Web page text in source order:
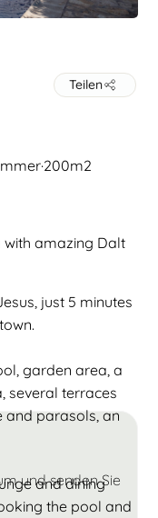
·200m2
Teilen
with amazing Dalt
just 5 minutes
garden area, a
several terraces
and parasols, an
and dining
the pool and
und senden Sie